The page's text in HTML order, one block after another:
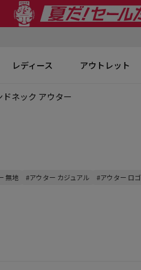
レディース アウトレット
ドネック アウター
無地 #アウター カジュアル #アウター ロゴ